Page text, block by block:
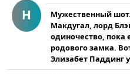
Н
Мужественный
Макдугал, лорд
одиночество, пока
родового замка.
Элизабет Паддинг